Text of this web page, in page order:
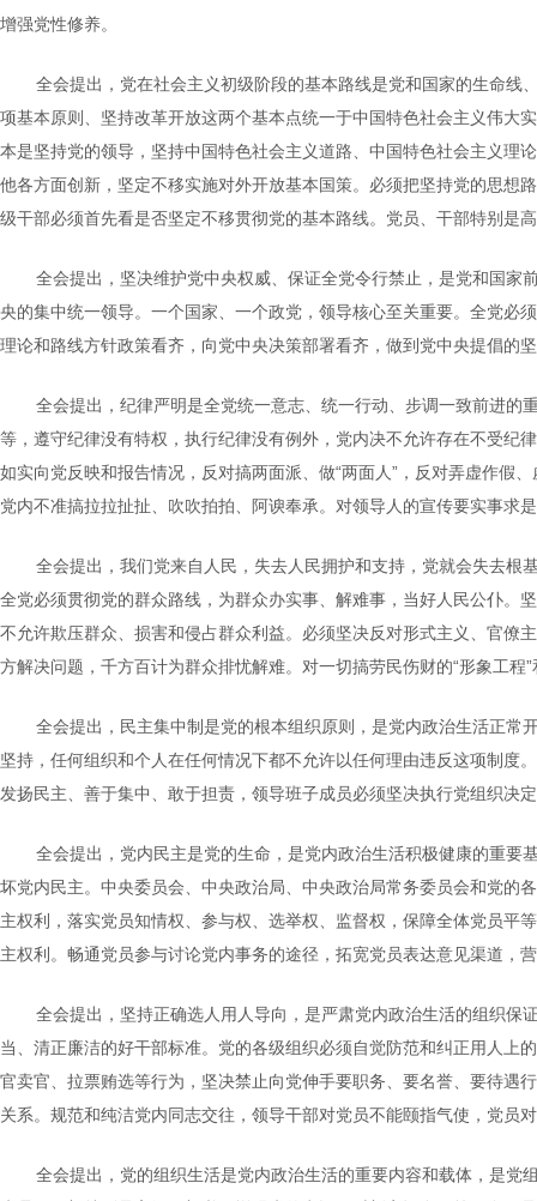
增强党性修养。
全会提出，党在社会主义初级阶段的基本路线是党和国家的生命
项基本原则、坚持改革开放这两个基本点统一于中国特色社会主义伟大
本是坚持党的领导，坚持中国特色社会主义道路、中国特色社会主义理
他各方面创新，坚定不移实施对外开放基本国策。必须把坚持党的思想
级干部必须首先看是否坚定不移贯彻党的基本路线。党员、干部特别是
全会提出，坚决维护党中央权威、保证全党令行禁止，是党和国
央的集中统一领导。一个国家、一个政党，领导核心至关重要。全党必
理论和路线方针政策看齐，向党中央决策部署看齐，做到党中央提倡的
全会提出，纪律严明是全党统一意志、统一行动、步调一致前进
等，遵守纪律没有特权，执行纪律没有例外，党内决不允许存在不受纪
如实向党反映和报告情况，反对搞两面派、做“两面人”，反对弄虚作假
党内不准搞拉拉扯扯、吹吹拍拍、阿谀奉承。对领导人的宣传要实事求
全会提出，我们党来自人民，失去人民拥护和支持，党就会失去
全党必须贯彻党的群众路线，为群众办实事、解难事，当好人民公仆。
不允许欺压群众、损害和侵占群众利益。必须坚决反对形式主义、官僚
方解决问题，千方百计为群众排忧解难。对一切搞劳民伤财的“形象工程
全会提出，民主集中制是党的根本组织原则，是党内政治生活正
坚持，任何组织和个人在任何情况下都不允许以任何理由违反这项制度
发扬民主、善于集中、敢于担责，领导班子成员必须坚决执行党组织决
全会提出，党内民主是党的生命，是党内政治生活积极健康的重
坏党内民主。中央委员会、中央政治局、中央政治局常务委员会和党的
主权利，落实党员知情权、参与权、选举权、监督权，保障全体党员平
主权利。畅通党员参与讨论党内事务的途径，拓宽党员表达意见渠道，
全会提出，坚持正确选人用人导向，是严肃党内政治生活的组织
当、清正廉洁的好干部标准。党的各级组织必须自觉防范和纠正用人上
官卖官、拉票贿选等行为，坚决禁止向党伸手要职务、要名誉、要待遇
关系。规范和纯洁党内同志交往，领导干部对党员不能颐指气使，党员
全会提出，党的组织生活是党内政治生活的重要内容和载体，是